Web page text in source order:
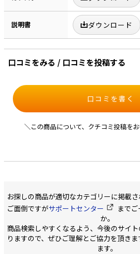
説明書 ダウンロード
口コミをみる / 口コミを投稿する
口コミを書く
＼この商品について、クチコミ投稿を
お探しの商品が適切なカテゴリーに掲載さ
ご面倒ですがサポートセンター
まで
か。
商品検索しやすくなるよう、今後のサイ
りますので、ぜひご理解とご協力を頂き
ます。